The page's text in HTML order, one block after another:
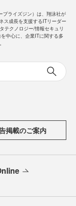
プライズジン）は、翔泳社が
ス成長を支援するITリーダー
テクノロジー/情報セキュリ
中心に、企業ITに関する多
掲載のご案内